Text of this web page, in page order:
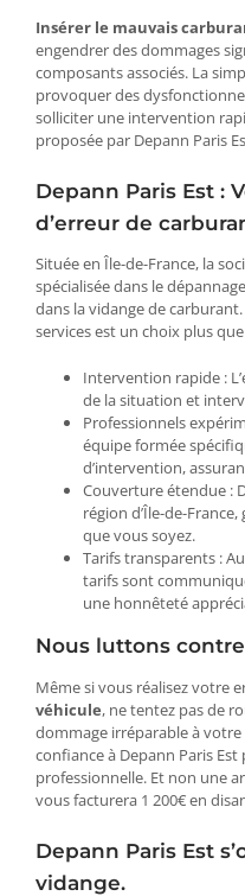
Insérer le mauvais
engendrer des dommages
composants associés. La
provoquer des
solliciter une intervention
proposée par Depann Paris
Depann Paris Est :
d’erreur de
Située en Île-de-France, la
spécialisée dans le
dans la vidange de
services est un choix plus
Intervention rapide :
de la situation et
Professionnels
équipe formée
d’intervention,
Couverture étendue :
région d’Île-de-
que vous soyez.
Tarifs transparents :
tarifs sont
une honnêteté
Nous luttons
Même si vous réalisez votre
véhicule, ne tentez pas de
dommage irréparable à
confiance à Depann Paris
professionnelle. Et non une
vous facturera 1 200€ en
Depann Paris Est
vidange.